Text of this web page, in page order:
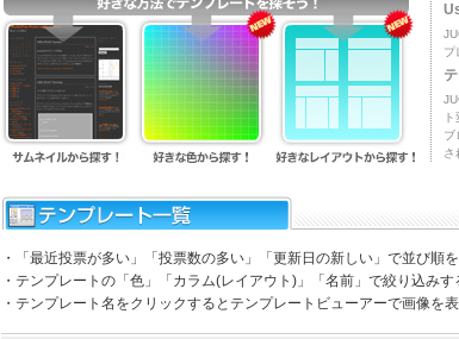
プ
ブ
さ
・「最近投票が多い」「投票数の多い」「更新日の新しい」で並び順を
・テンプレートの「色」「カラム(レイアウト)」「名前」で絞り込みす
・テンプレート名をクリックするとテンプレートビューアーで画像を表